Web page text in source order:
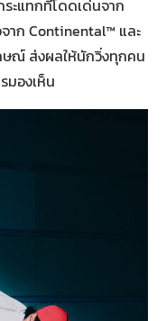
ะแทกที่โดดเด่นจาก
าก Continental™ และ
ณ์ ส่งผลให้นักวิ่งทุกคน
มองเห็น